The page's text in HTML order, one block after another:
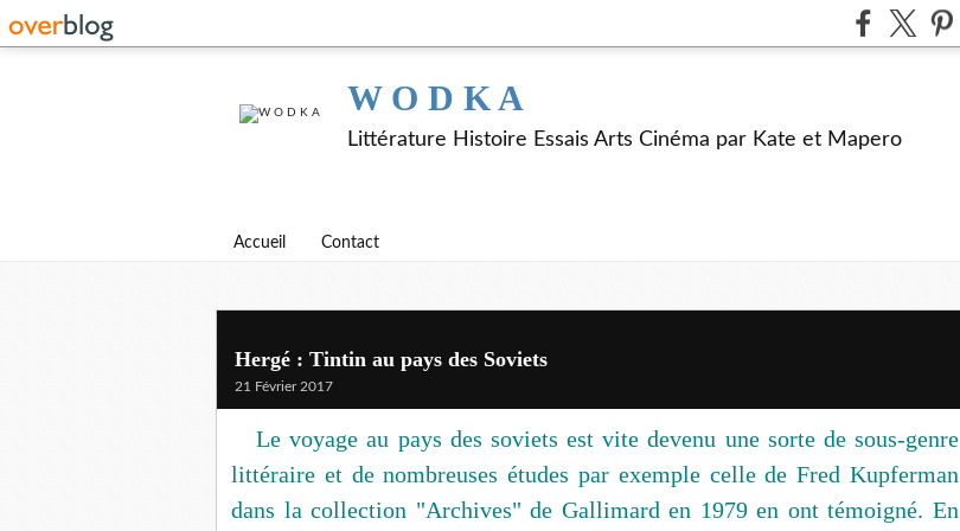
W O D K A
Littérature Histoire Essais Arts Cinéma par Kate et Mapero
Accueil Contact
Hergé : Tintin au pays des Soviets
21 Février 2017
Le voyage au pays des soviets est vite devenu une sorte de sous-genre
littéraire et de nombreuses études par exemple celle de Fred Kupferman
dans la collection "Archives" de Gallimard en 1979 en ont témoigné. En